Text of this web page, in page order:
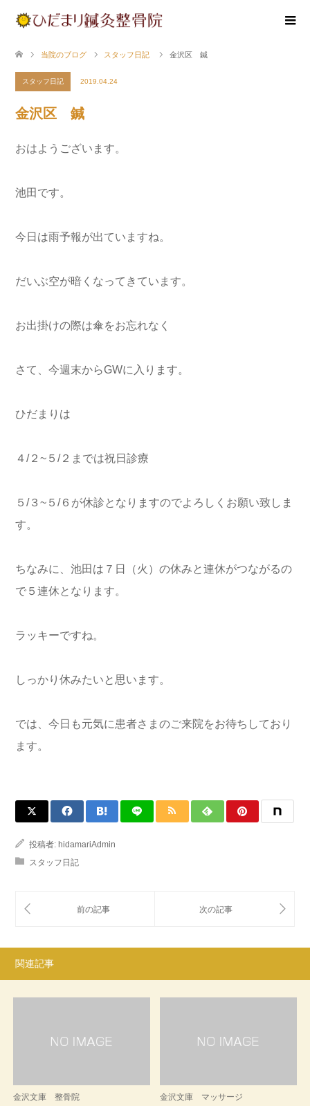
当院のブログ スタッフ日記 金沢区 鍼
スタッフ日記 2019.04.24
金沢区 鍼
おはようございます。
池田です。
今日は雨予報が出ていますね。
だいぶ空が暗くなってきています。
お出掛けの際は傘をお忘れなく
さて、今週末からGWに入ります。
ひだまりは
４/２~５/２までは祝日診療
５/３~５/６が休診となりますのでよろしくお願い致しま
す。
ちなみに、池田は７日（火）の休みと連休がつながるの
で５連休となります。
ラッキーですね。
しっかり休みたいと思います。
では、今日も元気に患者さまのご来院をお待ちしており
ます。
投稿者: hidamariAdmin
スタッフ日記
関連記事
金沢文庫 整骨院 金沢文庫 マッサージ